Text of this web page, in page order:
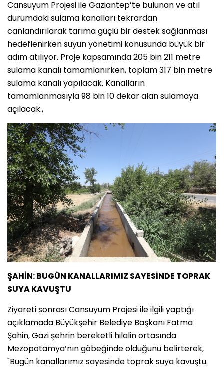
Cansuyum Projesi ile Gaziantep’te bulunan ve atıl
durumdaki sulama kanalları tekrardan
canlandırılarak tarıma güçlü bir destek sağlanması
hedeflenirken suyun yönetimi konusunda büyük bir
adım atılıyor. Proje kapsamında 205 bin 211 metre
sulama kanalı tamamlanırken, toplam 317 bin metre
sulama kanalı yapılacak. Kanalların
tamamlanmasıyla 98 bin 10 dekar alan sulamaya
açılacak.,
ŞAHİN: BUGÜN KANALLARIMIZ SAYESİNDE TOPRAK
SUYA KAVUŞTU
Ziyareti sonrası Cansuyum Projesi ile ilgili yaptığı
açıklamada Büyükşehir Belediye Başkanı Fatma
Şahin, Gazi şehrin bereketli hilalin ortasında
Mezopotamya’nın göbeğinde olduğunu belirterek,
"Bugün kanallarımız sayesinde toprak suya kavuştu.